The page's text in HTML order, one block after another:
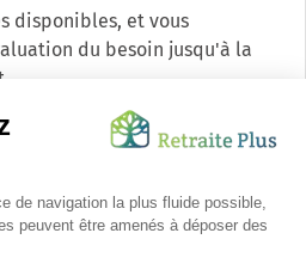
disponibles, et vous
du besoin jusqu'à la
gratuit et sans engagement